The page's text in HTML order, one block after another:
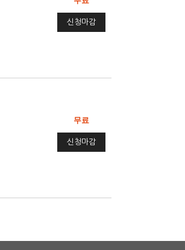
신청마감
무료
신청마감